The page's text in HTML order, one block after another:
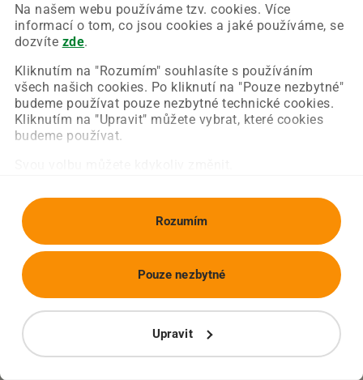
Na našem webu používáme tzv. cookies. Více
informací o tom, co jsou cookies a jaké používáme, se
dozvíte zde.
Kliknutím na "Rozumím" souhlasíte s používáním
všech našich cookies. Po kliknutí na "Pouze nezbytné"
budeme používat pouze nezbytné technické cookies.
Kliknutím na "Upravit" můžete vybrat, které cookies
budeme používat.
Rozumím
Upravit
Pouze nezbytné
Chyba nastala na naší straně a už ji opravujeme.
Zkuste prosím znovu načíst požadovanou stránku.
Obnovit stránku Úvodní strana